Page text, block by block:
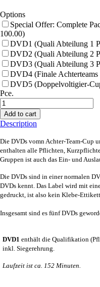
Options
Special Offer: Complete
100.00)
DVD1 (Quali Abteilung 1
DVD2 (Quali Abteilung 2
DVD3 (Quali Abteilung 3
DVD4 (Finale
DVD5 (Doppelvoltigier-
Pce.
Add to cart
Description
Die DVDs vomn Achter-Team-Cup
enthalten alle Pflichten,
Gruppen ist auch das Ein- und
Die DVDs sind in einer normalen
DVDs kennt. Das Label wird mit
gedruckt, ist also kein Klebe-Ettikett.
Insgesamt sind es fünf DVDs
DVD1 enthält die Qualifikation
inkl. Siegerehrung.
Laufzeit ist ca. 152 Minuten.